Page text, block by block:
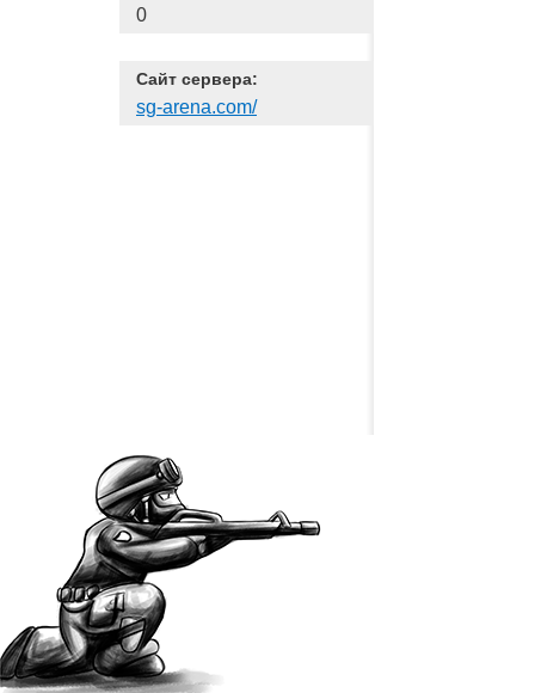
0
Сайт сервера:
sg-arena.com/